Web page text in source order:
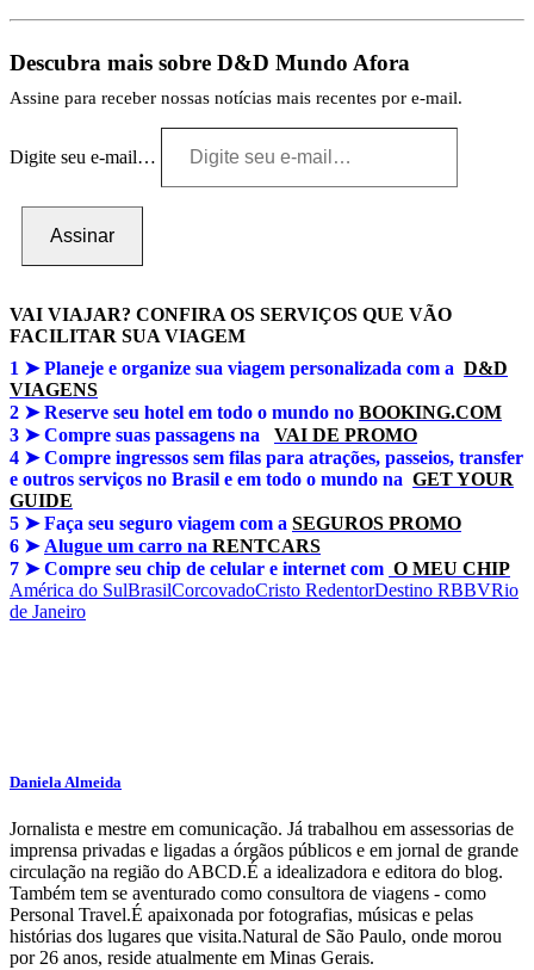
Descubra mais sobre D&D Mundo Afora
Assine para receber nossas notícias mais recentes por e-mail.
Digite seu e-mail…
Assinar
VAI VIAJAR? CONFIRA OS SERVIÇOS QUE VÃO
FACILITAR SUA VIAGEM
1 ➤Planeje e organize sua viagem personalizada com a D&D
VIAGENS
2 ➤ Reserve seu hotel em todo o mundo no BOOKING.COM
3 ➤Compre suas passagens na
VAI DE PROMO
4 ➤Compre ingressos sem filas para atrações, passeios, transfer
e outros serviços no Brasil e em todo o mundo na GET YOUR
GUIDE
5 ➤Faça seu seguro viagem com a SEGUROS PROMO
6 ➤ Alugue um carro na RENTCARS
7 ➤Compre seu chip de celular e internet com O MEU CHIP
América do SulBrasilCorcovadoCristo RedentorDestino RBBVRio
de Janeiro
Daniela Almeida
Jornalista e mestre em comunicação. Já trabalhou em assessorias de
imprensa privadas e ligadas a órgãos públicos e em jornal de grande
circulação na região do ABCD.É a idealizadora e editora do blog.
Também tem se aventurado como consultora de viagens - como
Personal Travel.É apaixonada por fotografias, músicas e pelas
histórias dos lugares que visita.Natural de São Paulo, onde morou
por 26 anos, reside atualmente em Minas Gerais.